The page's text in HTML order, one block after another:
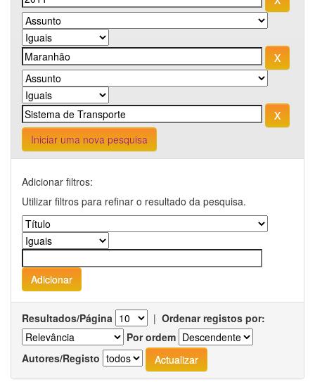
Iniciar uma nova pesquisa
Adicionar filtros:
Utilizar filtros para refinar o resultado da pesquisa.
Resultados/Página | Ordenar registos por:
Por ordem
Autores/Registo